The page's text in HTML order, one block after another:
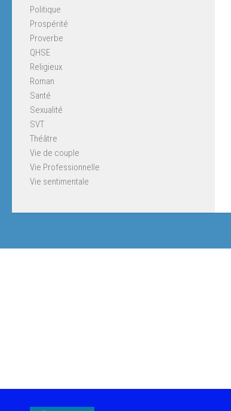
Politique
Prospérité
Proverbe
QHSE
Religieux
Roman
Santé
Sexualité
SVT
Théâtre
Vie de couple
Vie Professionnelle
Vie sentimentale